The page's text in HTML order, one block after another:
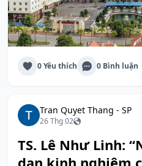
0 Yêu thích 0 Bình luận
Tran Quyet Thang - SP
26 Thg 02
TS. Lê Như Linh:
dạn kinh nghiệm